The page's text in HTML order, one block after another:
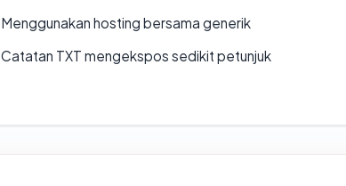
Menggunakan hosting bersama generik
Catatan TXT mengekspos sedikit petunjuk